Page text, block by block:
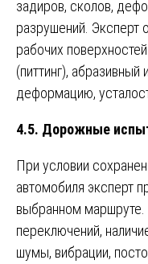
задиров, сколов,
разрушений. Эксперт
рабочих
(питтинг),
деформацию,
4.5. Дорожные
При условии
автомобиля эксперт
выбранном маршруте.
переключений,
шумы, вибрации,